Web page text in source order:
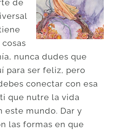
de
nunca dudes que
para ser feliz, pero
conectar con esa
que nutre la vida
este mundo. Dar y
las formas en que